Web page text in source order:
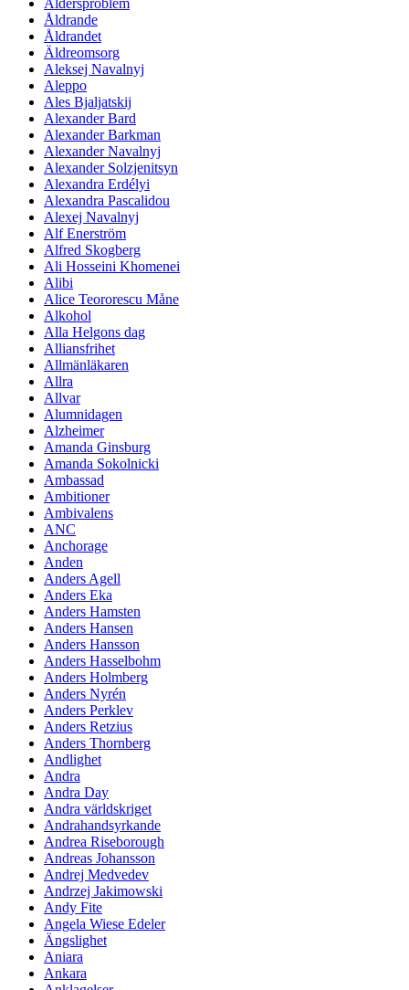
Åldrande
Åldrandet
Äldreomsorg
Aleksej Navalnyj
Aleppo
Ales Bjaljatskij
Alexander Bard
Alexander Barkman
Alexander Navalnyj
Alexander Solzjenitsyn
Alexandra Erdélyi
Alexandra Pascalidou
Alexej Navalnyj
Alf Enerström
Alfred Skogberg
Ali Hosseini Khomenei
Alibi
Alice Teororescu Måne
Alkohol
Alla Helgons dag
Alliansfrihet
Allmänläkaren
Allra
Allvar
Alumnidagen
Alzheimer
Amanda Ginsburg
Amanda Sokolnicki
Ambassad
Ambitioner
Ambivalens
ANC
Anchorage
Anden
Anders Agell
Anders Eka
Anders Hamsten
Anders Hansen
Anders Hansson
Anders Hasselbohm
Anders Holmberg
Anders Nyrén
Anders Perklev
Anders Retzius
Anders Thornberg
Andlighet
Andra
Andra Day
Andra världskriget
Andrahandsyrkande
Andrea Riseborough
Andreas Johansson
Andrej Medvedev
Andrzej Jakimowski
Andy Fite
Angela Wiese Edeler
Ängslighet
Aniara
Ankara